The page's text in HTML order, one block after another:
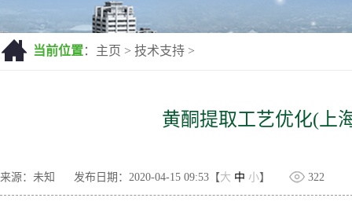
当前位置： 主页 > 技术支持 >
黄酮提取工艺优化(上
来源：未知 发布日期：2020-04-15 09:53【大 中 小】 322